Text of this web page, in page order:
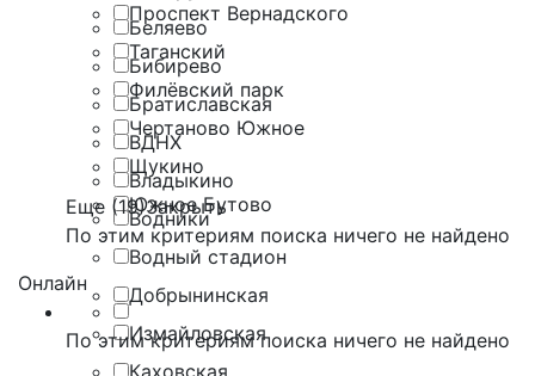
Проспект Вернадского
Таганский
Филёвский парк
Чертаново Южное
Щукино
Южное Бутово
Беляево
Бибирево
Братиславская
ВДНХ
Владыкино
Водники
Водный стадион
Добрынинская
Измайловская
Каховская
Еще (19)Закрыть
По этим критериям поиска ничего не найдено
Онлайн
По этим критериям поиска ничего не найдено